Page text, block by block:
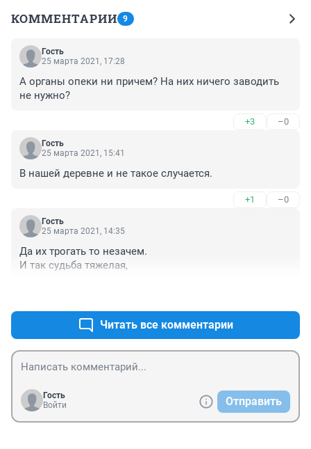
КОММЕНТАРИИ 9
Гость
25 марта 2021, 17:28
А органы опеки ни причем? На них ничего заводить
не нужно?
+3 –0
Гость
25 марта 2021, 15:41
В нашей деревне и не такое случается.
+1 –0
Гость
25 марта 2021, 14:35
Да их трогать то незачем.
И так судьба тяжелая,
Читать все комментарии
Гость
Войти
Отправить